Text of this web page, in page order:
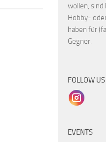
wollen, sind
Hobby-
haben für
Gegner.
FOLLOW
EVENTS